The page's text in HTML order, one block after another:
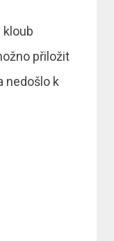
kloub
přiložit
nedošlo k